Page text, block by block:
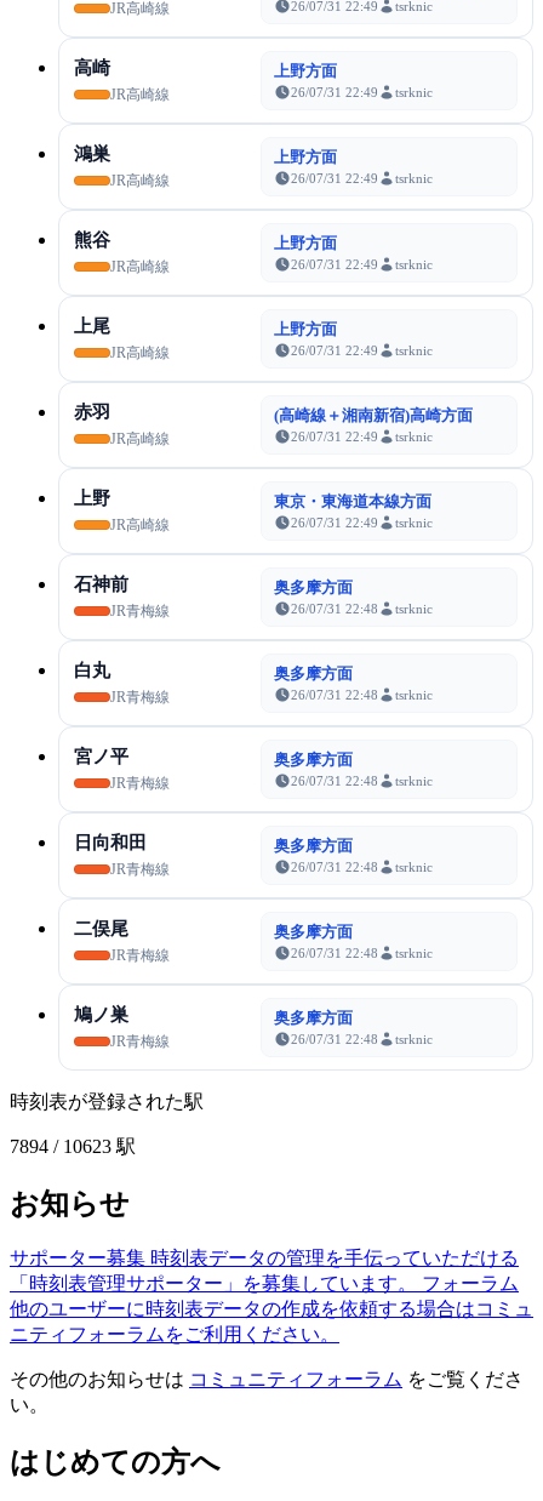
JR高崎線 26/07/31 22:49 tsrknic
高崎
JR高崎線
上野方面
26/07/31 22:49 tsrknic
鴻巣
JR高崎線
上野方面
26/07/31 22:49 tsrknic
熊谷
JR高崎線
上野方面
26/07/31 22:49 tsrknic
上尾
JR高崎線
上野方面
26/07/31 22:49 tsrknic
赤羽
JR高崎線
(高崎線＋湘南新宿)高崎方面
26/07/31 22:49 tsrknic
上野
JR高崎線
東京・東海道本線方面
26/07/31 22:49 tsrknic
石神前
JR青梅線
奥多摩方面
26/07/31 22:48 tsrknic
白丸
JR青梅線
奥多摩方面
26/07/31 22:48 tsrknic
宮ノ平
JR青梅線
奥多摩方面
26/07/31 22:48 tsrknic
日向和田
JR青梅線
奥多摩方面
26/07/31 22:48 tsrknic
二俣尾
JR青梅線
奥多摩方面
26/07/31 22:48 tsrknic
鳩ノ巣
JR青梅線
奥多摩方面
26/07/31 22:48 tsrknic
時刻表が登録された駅
7894 / 10623 駅
お知らせ
サポーター募集 時刻表データの管理を手伝っていただける
「時刻表管理サポーター」を募集しています。
フォーラム
他のユーザーに時刻表データの作成を依頼する場合はコミュ
ニティフォーラムをご利用ください。
その他のお知らせは コミュニティフォーラム をご覧くださ
い。
はじめての方へ